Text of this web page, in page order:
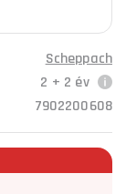
Scheppach
2 + 2 év
7902200608